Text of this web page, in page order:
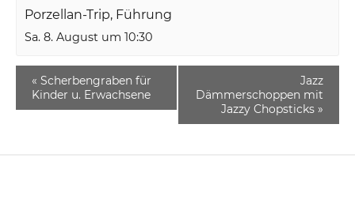
Porzellan-Trip, Führung
Sa. 8. August um 10:30
« Scherbengraben für
Kinder u. Erwachsene
Jazz
Dämmerschoppen mit
Jazzy Chopsticks »